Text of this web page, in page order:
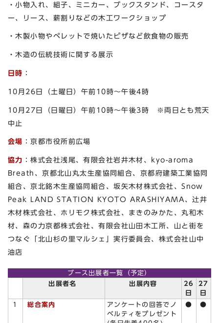
・小物入れ、組子、ミニカー、ブックスタンド、コースタ
ー、リース、薪割りなどの木工ワークショップ
・木製小物やペレットで焼いたピザなど飲食物の販売
・木造の伝統技術に関する展示
日時 ：
10月26日（土曜日）午前10時～午後4時
10月27日（日曜日）午前10時～午後3時 ※両日とも荒天
中止
会場 ：京都市役所前広場
協力 ：株式会社浅尾、有限会社岩井木材、kyo-aroma
Breath、京都北山丸太生産協同組合、京都府建築工業協同
組合、京北銘木生産協同組合、坂矢木材株式会社、Snow
Peak LAND STATION KYOTO ARASHIYAMA、辻井
木材株式会社、ホリモク株式会社、まきのみかた、丸和木
材、森の力京都株式会社、有限会社山田木工所、山と街を
つなぐ「北山杉の里マルシェ」実行委員会、株式会社山中
油店
ブース出展者一覧（予定）
出展者名
出展内容
26
日
27
日
1
総合案内
アンケートの回答でノ
ベルティをプレゼント
● ●